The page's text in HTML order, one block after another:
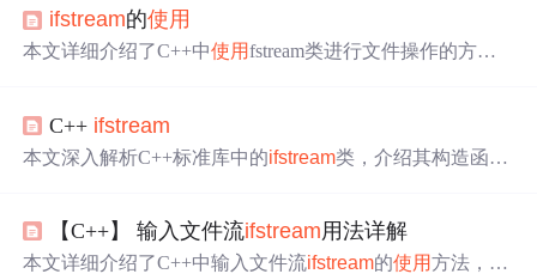
ifstream的使用
本文详细介绍了C++中使用fstream类进行文件操作的方
动。通过一个具体的代码示例，展示了如何从一个文件读
取内容并将其写入另一个文件。
C++ ifstream
本文深入解析C++标准库中的ifstream类，介绍其构造函
件输入操作，通过不同的构造函数初始化方式和文件模式
参数，可以灵活地读取文件。此外，通过重载的!运算子检
【C++】 输入文件流ifstream用法详解
本文详细介绍了C++中输入文件流ifstream的使用方法，包